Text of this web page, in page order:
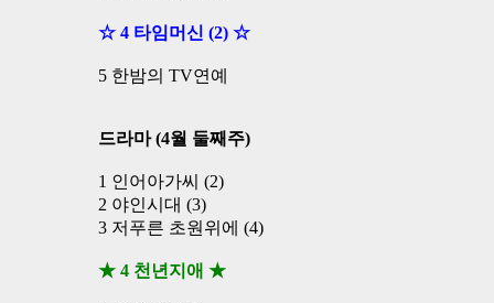
☆ 4 타임머신 (2) ☆
5 한밤의 TV연예
드라마 (4월 둘째주)
1 인어아가씨 (2)
2 야인시대 (3)
3 저푸른 초원위에 (4)
★ 4 천년지애 ★